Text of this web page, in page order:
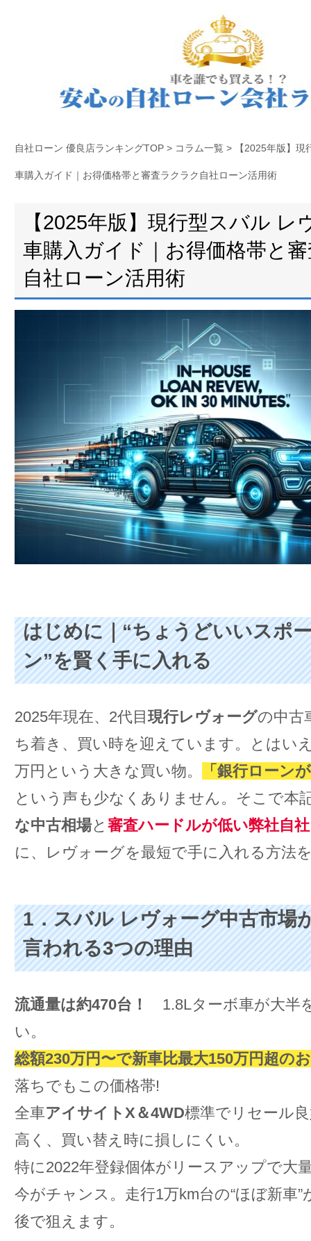
自社ローン 優良店ランキングTOP> コラム一覧 > 【2025年版】
車購入ガイド｜お得価格帯と審査ラクラク自社ローン活用術
【2025年版】現行型スバル レ
車購入ガイド｜お得価格帯と
自社ローン活用術
はじめに｜“ちょうどいいスポ
ン”を賢く手に入れる
2025年現在、2代目現行レヴォーグの中古
ち着き、買い時を迎えています。とはい
万円という大きな買い物。
「銀行ローン
という声も少なくありません。そこで本
な中古相場と 審査ハードルが低い弊社自
に、レヴォーグを最短で手に入れる方法
1．スバル レヴォーグ中古市場
言われる3つの理由
流通量は約470台！
1.8Lターボ車が大半
い。
総額230万円〜で新車比最大150万円超の
落ちでもこの価格帯!
全車アイサイトX＆4WD標準でリセール
高く、買い替え時に損しにくい。
特に2022年登録個体がリースアップで大
今がチャンス。走行1万km台の“ほぼ新車”
後で狙えます。